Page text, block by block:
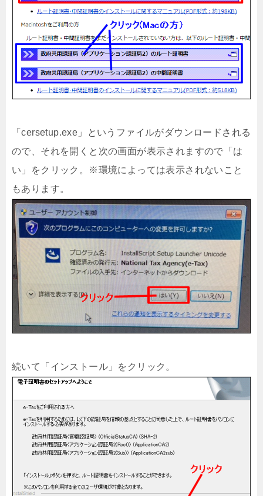
「cersetup.exe」というファイルがダウンロードされる
ので、それを開くと次の画面が表示されますので「は
い」をクリック。※環境によっては表示されないこと
もあります。
続いて「インストール」をクリック。